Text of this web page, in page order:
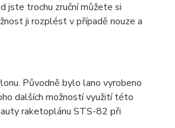
jste trochu zruční můžete si
ji rozplést v případě nouze a
Původně bylo lano vyrobeno
dalších možností využití této
raketoplánu STS-82 při